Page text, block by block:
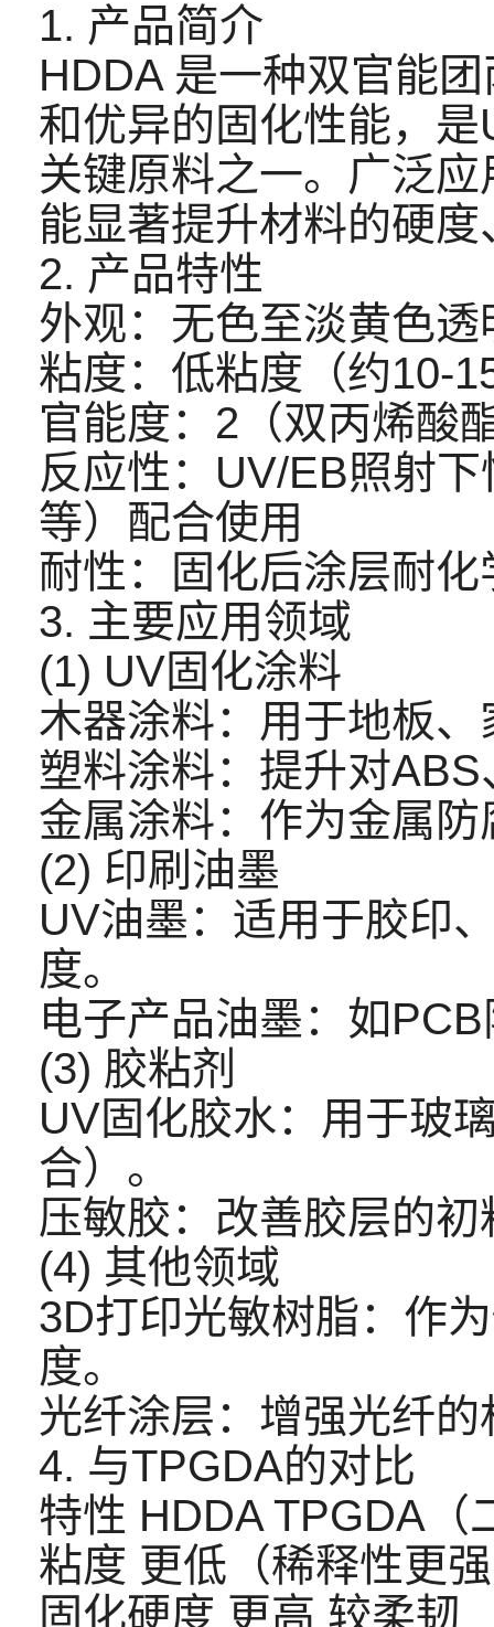
1. 产品简介
HDDA 是一种双官能
和优异的固化性能，
关键原料之一。广泛
能显著提升材料的硬
2. 产品特性
外观：无色至淡黄色透
粘度：低粘度（约10-
官能度：2（双丙烯酸
反应性：UV/EB照射
等）配合使用
耐性：固化后涂层耐
3. 主要应用领域
(1) UV固化涂料
木器涂料：用于地板
塑料涂料：提升对
金属涂料：作为金属
(2) 印刷油墨
UV油墨：适用于胶印
度。
电子产品油墨：如
(3) 胶粘剂
UV固化胶水：用于玻
合）。
压敏胶：改善胶层的
(4) 其他领域
3D打印光敏树脂：作
度。
光纤涂层：增强光纤
4. 与TPGDA的对比
特性 HDDA TPGDA（
粘度 更低（稀释性更
固化硬度 更高 较柔韧